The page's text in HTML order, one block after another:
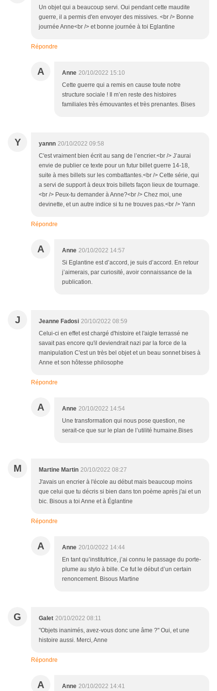
Un objet qui a beaucoup servi. Oui pendant cette maudite
guerre, il a permis d'en envoyer des missives. <br /> Bonne
journée Anne<br /> et bonne journée à toi Eglantine
Répondre
A Anne 20/10/2022 15:10
Cette guerre qui a remis en cause toute notre
structure sociale ! Il m’en reste des histoires
familiales très émouvantes et très prenantes. Bises
Y yannn 20/10/2022 09:58
C'est vraiment bien écrit au sang de l’encrier.<br /> J’aurai
envie de publier ce texte pour un futur billet guerre 14-18,
suite à mes billets sur les combattantes.<br /> Cette série, qui
a servi de support à deux trois billets façon lieux de tournage.
<br /> Peux-tu demander à Anne?<br /> Chez moi, une
devinette, et un autre indice si tu ne trouves pas.<br /> Yann
Répondre
A Anne 20/10/2022 14:57
Si Eglantine est d’accord, je suis d’accord. En retour
j’aimerais, par curiosité, avoir connaissance de la
publication.
J Jeanne Fadosi 20/10/2022 08:59
Celui-ci en effet est chargé d'histoire et l'aigle terrassé ne
savait pas encore qu'il deviendrait nazi par la force de la
manipulation C'est un très bel objet et un beau sonnet bises à
Anne et son hôtesse philosophe
Répondre
A Anne 20/10/2022 14:54
Une transformation qui nous pose question, ne
serait-ce que sur le plan de l’utilité humaine.Bises
M Martine Martin 20/10/2022 08:27
J'avais un encrier à l'école au début mais beaucoup moins
que celui que tu décris si bien dans ton poème après j'ai et un
bic. Bisous a toi Anne et à Églantine
Répondre
A Anne 20/10/2022 14:44
En tant qu’institutrice, j’ai connu le passage du porte-
plume au stylo à bille. Ce fut le début d’un certain
renoncement. Bisous Martine
G Galet 20/10/2022 08:11
"Objets inanimés, avez-vous donc une âme ?" Oui, et une
histoire aussi. Merci, Anne
Répondre
A Anne 20/10/2022 14:41